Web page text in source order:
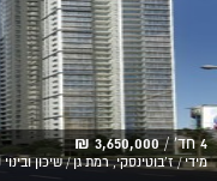
4 חד' / 3,650,000 ₪
מידי / ז'בוטינסקי, רמת גן / שיכון ובינוי